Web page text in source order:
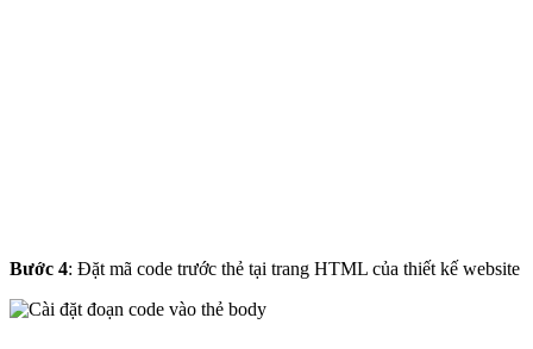
Bước 4: Đặt mã code trước thẻ tại trang HTML của thiết kế website